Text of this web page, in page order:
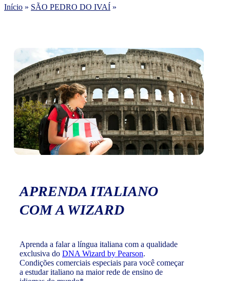
Início » SÃO PEDRO DO IVAÍ »
APRENDA ITALIANO
COM A WIZARD
Aprenda a falar a língua italiana com a qualidade
exclusiva do DNA Wizard by Pearson.
Condições comerciais especiais para você começar
a estudar italiano na maior rede de ensino de